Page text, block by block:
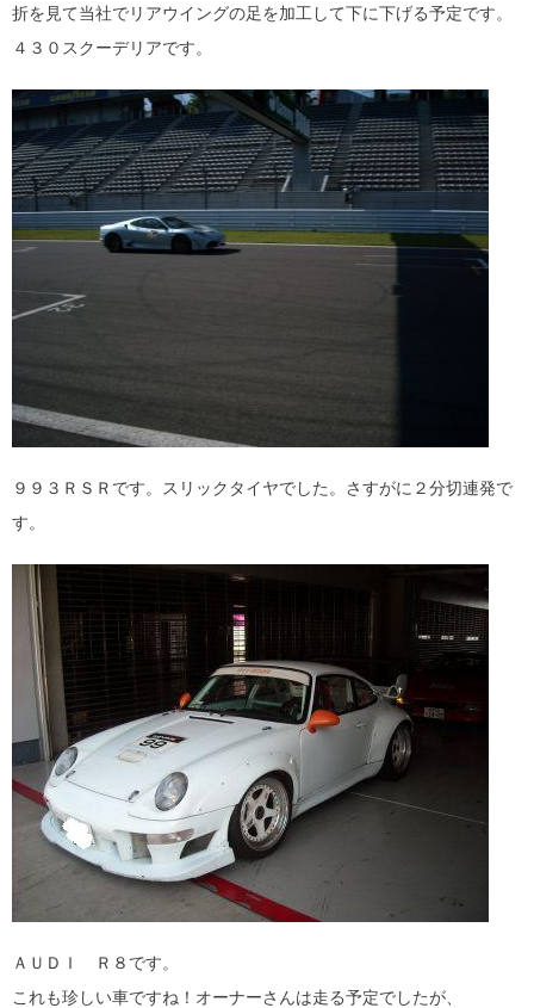
折を見て当社でリアウイングの足を加工して下に下げる予定です。
４３０スクーデリアです。
９９３ＲＳＲです。スリックタイヤでした。さすがに２分切連発で
す。
ＡＵＤＩ Ｒ８です。
これも珍しい車ですね！オーナーさんは走る予定でしたが、